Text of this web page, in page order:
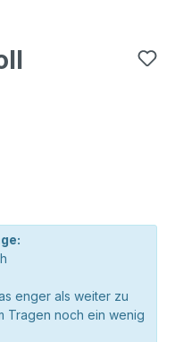
enger als weiter zu
Tragen noch ein wenig